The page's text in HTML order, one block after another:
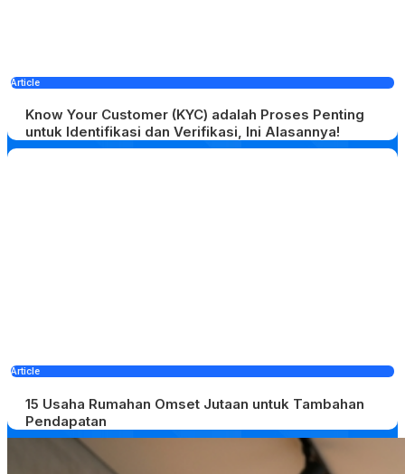
Article
Know Your Customer (KYC) adalah​ Proses Penting
untuk Identifikasi dan Verifikasi, Ini Alasannya!
Article
15 Usaha Rumahan Omset Jutaan untuk Tambahan
Pendapatan